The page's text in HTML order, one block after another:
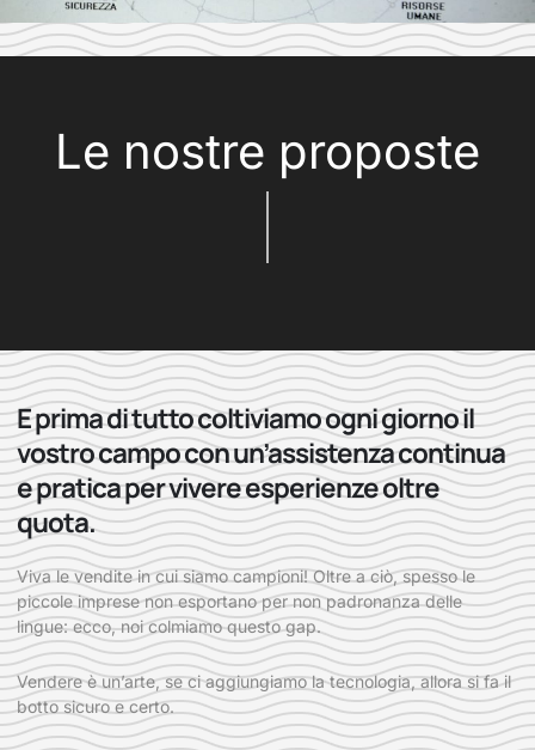
Le nostre proposte
E prima di tutto coltiviamo ogni giorno il
vostro campo con un’assistenza continua
e pratica per vivere esperienze oltre
quota.
Viva le vendite in cui siamo campioni! Oltre a ciò, spesso le
piccole imprese non esportano per non padronanza delle
lingue: ecco, noi colmiamo questo gap.
Vendere è un’arte, se ci aggiungiamo la tecnologia, allora si fa il
botto sicuro e certo.